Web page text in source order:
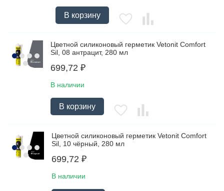
В корзину
Цветной силиконовый герметик Vetonit Comfort
Sil, 08 антрацит, 280 мл
699,72 ₽
В наличии
В корзину
Цветной силиконовый герметик Vetonit Comfort
Sil, 10 чёрный, 280 мл
699,72 ₽
В наличии